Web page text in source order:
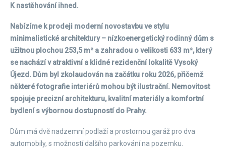
K nastěhování ihned.
Nabízíme k prodeji moderní novostavbu ve stylu
minimalistické architektury – nízkoenergetický rodinný dům s
užitnou plochou 253,5 m² a zahradou o velikosti 633 m², který
se nachází v atraktivní a klidné rezidenční lokalitě Vysoký
Újezd. Dům byl zkolaudován na začátku roku 2026, přičemž
některé fotografie interiérů mohou být ilustrační. Nemovitost
spojuje precizní architekturu, kvalitní materiály a komfortní
bydlení s výbornou dostupností do Prahy.
Dům má dvě nadzemní podlaží a prostornou garáž pro dva
automobily, s možností dalšího parkování na pozemku.